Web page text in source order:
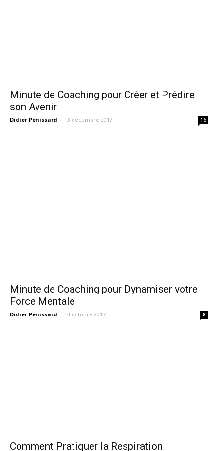
Minute de Coaching pour Créer et Prédire
son Avenir
Didier Pénissard - 13 décembre 2017 16
Minute de Coaching pour Dynamiser votre
Force Mentale
Didier Pénissard - 14 octobre 2017 8
Comment Pratiquer la Respiration